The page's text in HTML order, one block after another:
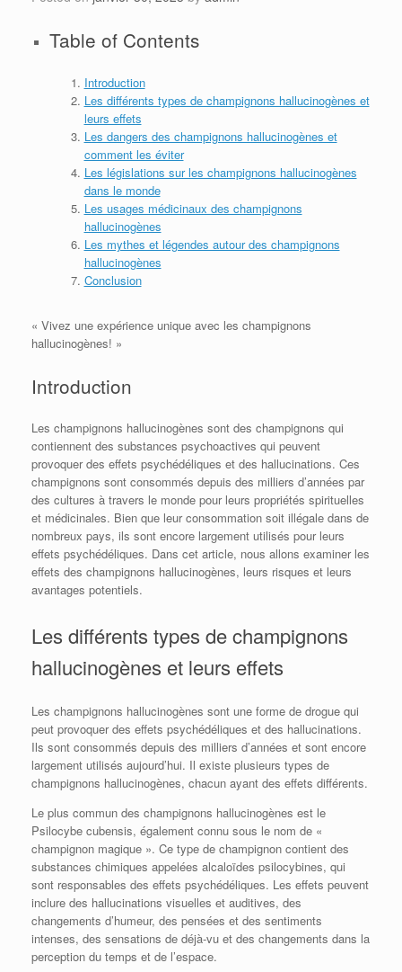
Table of Contents
Introduction
Les différents types de champignons hallucinogènes et
leurs effets
Les dangers des champignons hallucinogènes et
comment les éviter
Les législations sur les champignons hallucinogènes
dans le monde
Les usages médicinaux des champignons
hallucinogènes
Les mythes et légendes autour des champignons
hallucinogènes
Conclusion
« Vivez une expérience unique avec les champignons
hallucinogènes! »
Introduction
Les champignons hallucinogènes sont des champignons qui
contiennent des substances psychoactives qui peuvent
provoquer des effets psychédéliques et des hallucinations. Ces
champignons sont consommés depuis des milliers d’années par
des cultures à travers le monde pour leurs propriétés spirituelles
et médicinales. Bien que leur consommation soit illégale dans de
nombreux pays, ils sont encore largement utilisés pour leurs
effets psychédéliques. Dans cet article, nous allons examiner les
effets des champignons hallucinogènes, leurs risques et leurs
avantages potentiels.
Les différents types de champignons
hallucinogènes et leurs effets
Les champignons hallucinogènes sont une forme de drogue qui
peut provoquer des effets psychédéliques et des hallucinations.
Ils sont consommés depuis des milliers d’années et sont encore
largement utilisés aujourd’hui. Il existe plusieurs types de
champignons hallucinogènes, chacun ayant des effets différents.
Le plus commun des champignons hallucinogènes est le
Psilocybe cubensis, également connu sous le nom de «
champignon magique ». Ce type de champignon contient des
substances chimiques appelées alcaloïdes psilocybines, qui
sont responsables des effets psychédéliques. Les effets peuvent
inclure des hallucinations visuelles et auditives, des
changements d’humeur, des pensées et des sentiments
intenses, des sensations de déjà-vu et des changements dans la
perception du temps et de l’espace.